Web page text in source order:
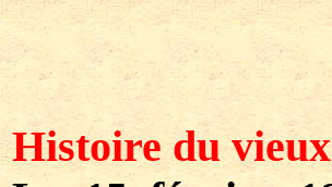
Histoire du